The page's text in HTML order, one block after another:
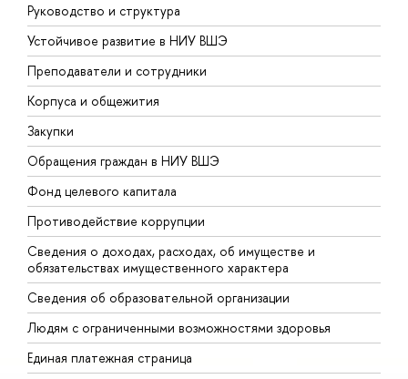
Руководство и структура
Устойчивое развитие в НИУ ВШЭ
Преподаватели и сотрудники
Корпуса и общежития
Закупки
Обращения граждан в НИУ ВШЭ
Фонд целевого капитала
Противодействие коррупции
Сведения о доходах, расходах, об имуществе и
обязательствах имущественного характера
Сведения об образовательной организации
Людям с ограниченными возможностями здоровья
Единая платежная страница